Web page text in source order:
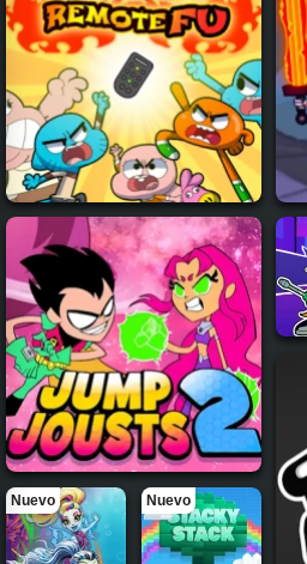
Nuevo Nuevo